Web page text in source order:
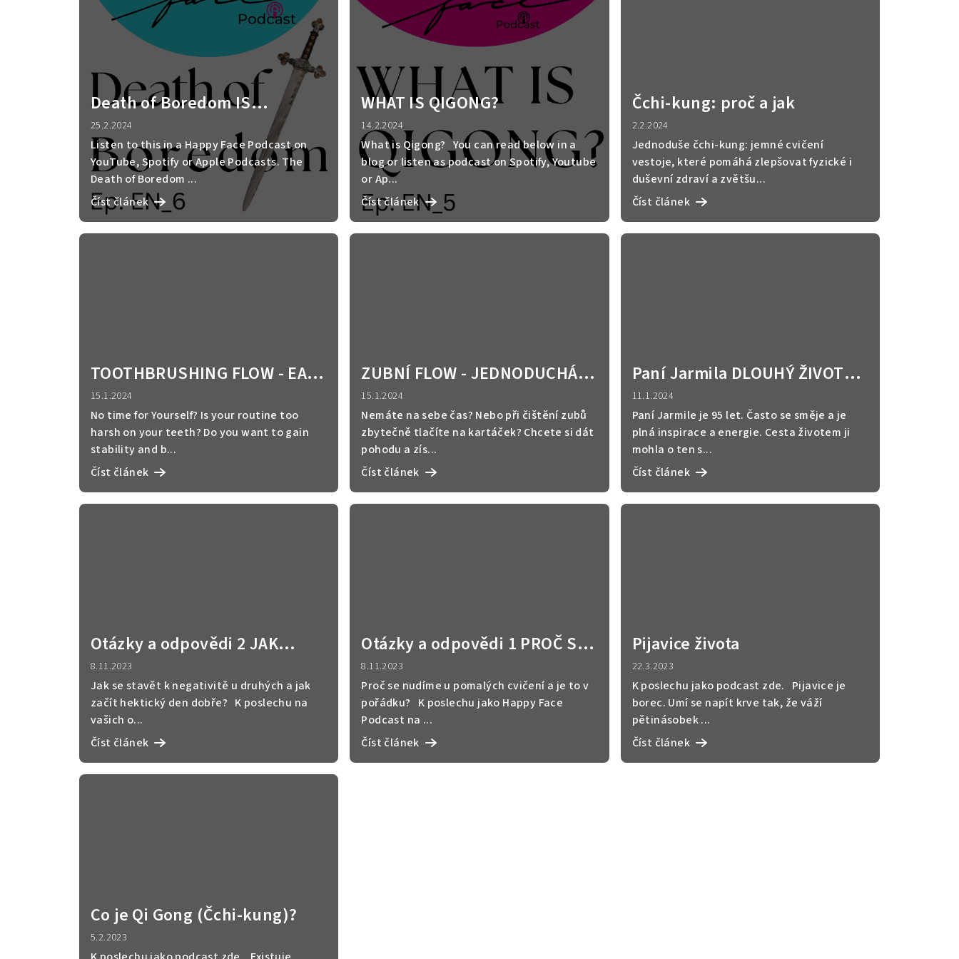
ů
Death of Boredom IS
BOREDOM OK AND WHAT ARE
THE BENEFITS OF BOREDOM?
25.2.2024
Listen to this in a Happy Face Podcast on
YouTube, Spotify or Apple Podcasts. The
Death of Boredom ...
Číst článek
WHAT IS QIGONG?
14.2.2024
What is Qigong? You can read below in a
blog or listen as podcast on Spotify, Youtube
or Ap...
Číst článek
Čchi-kung: proč a jak
2.2.2024
Jednoduše čchi-kung: jemné cvičení
vestoje, které pomáhá zlepšovat fyzické i
duševní zdraví a zvětšu...
Číst článek
TOOTHBRUSHING FLOW - EASY
AND PRACTICAL MORNING AND
EVENING RELAXATION
15.1.2024
No time for Yourself? Is your routine too
harsh on your teeth? Do you want to gain
stability and b...
Číst článek
ZUBNÍ FLOW - JEDNODUCHÁ A
PRAKTICKÁ RELAXACE NA
RÁNO I NA VEČER
15.1.2024
Nemáte na sebe čas? Nebo při čištění zubů
zbytečně tlačíte na kartáček? Chcete si dát
pohodu a zís...
Číst článek
Paní Jarmila DLOUHÝ ŽIVOT
VITÁLNĚ A S RADOSTÍ
11.1.2024
Paní Jarmile je 95 let. Často se směje a je
plná inspirace a energie. Cesta životem ji
mohla o ten s...
Číst článek
Otázky a odpovědi 2 JAK
ZAČÍT HEKTICKÝ DEN DOBŘE?
8.11.2023
Jak se stavět k negativitě u druhých a jak
začít hektický den dobře? K poslechu na
vašich o...
Číst článek
Otázky a odpovědi 1 PROČ SE
NUDÍME U POMALÝCH CVIČENÍ
A K ČEMU JE DOBRÝ ČCHI
KUNG
8.11.2023
Proč se nudíme u pomalých cvičení a je to v
pořádku? K poslechu jako Happy Face
Podcast na ...
Číst článek
Pijavice života
22.3.2023
K poslechu jako podcast zde. Pijavice je
borec. Umí se napít krve tak, že váží
pětinásobek ...
Číst článek
Co je Qi Gong (Čchi-kung)?
5.2.2023